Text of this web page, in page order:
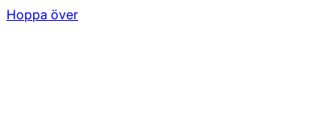
Hoppa över